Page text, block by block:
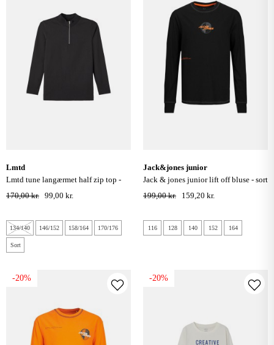
lmtd
lmtd tune langærmet half zip top -
sort
170,00 kr. 99,00 kr.
134/140 146/152 158/164 170/176
Sort
jack&jones junior
jack & jones junior lift off bluse - sort
199,00 kr.
159,20 kr.
116 128 140 152 164
-20% -20%